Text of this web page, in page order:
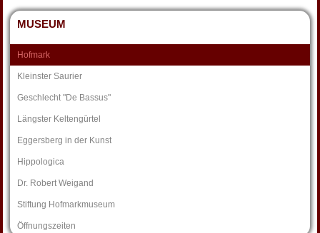
MUSEUM
Hofmark
Kleinster Saurier
Geschlecht "De Bassus"
Längster Keltengürtel
Eggersberg in der Kunst
Hippologica
Dr. Robert Weigand
Stiftung Hofmarkmuseum
Öffnungszeiten